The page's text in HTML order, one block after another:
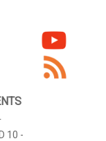
10 -